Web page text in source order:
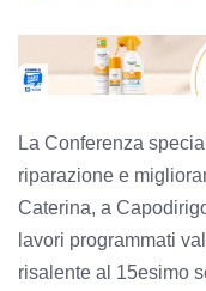
La Conferenza
riparazione e
Caterina, a
lavori programmati
risalente al 15esimo